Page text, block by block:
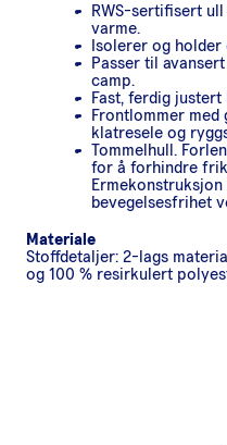
RWS-sertifisert
varme.
Isolerer og
Passer til
camp.
Fast, ferdig justert
Frontlommer med
klatresele og
Tommelhull.
for å forhindre
bevegelsesfrihet
Materiale
Stoffdetaljer: 2-lags
og 100 % resirkulert